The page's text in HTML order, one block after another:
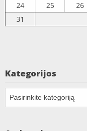
24
25 26
31
Kategorijos
Kategorijos